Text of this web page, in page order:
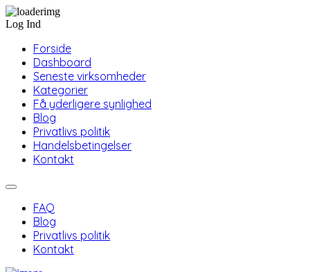
Log Ind
Forside
Dashboard
Seneste virksomheder
Kategorier
Få yderligere synlighed
Blog
Privatlivs politik
Handelsbetingelser
Kontakt
FAQ
Blog
Privatlivs politik
Kontakt